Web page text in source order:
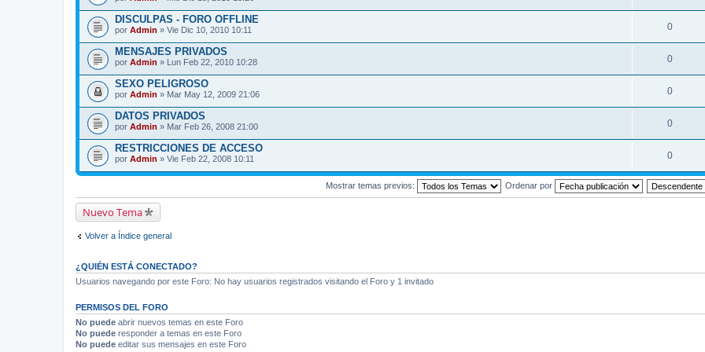
DISCULPAS - FORO OFFLINE
por Admin » Vie Dic 10, 2010 10:11 0
MENSAJES PRIVADOS
por Admin » Lun Feb 22, 2010 10:28 0
SEXO PELIGROSO
por Admin » Mar May 12, 2009 21:06 0
DATOS PRIVADOS
por Admin » Mar Feb 26, 2008 21:00 0
RESTRICCIONES DE ACCESO
por Admin » Vie Feb 22, 2008 10:11 0
Mostrar temas previos: Ordenar por
Nuevo Tema
Volver a Índice general
¿QUIÉN ESTÁ CONECTADO?
Usuarios navegando por este Foro: No hay usuarios registrados visitando el Foro y 1 invitado
PERMISOS DEL FORO
No puede abrir nuevos temas en este Foro
No puede responder a temas en este Foro
No puede editar sus mensajes en este Foro